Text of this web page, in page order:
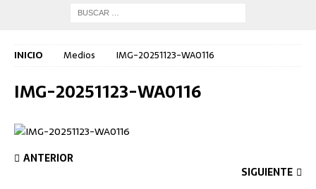
INICIO Medios IMG-20251123-WA0116
IMG-20251123-WA0116
ANTERIOR
SIGUIENTE